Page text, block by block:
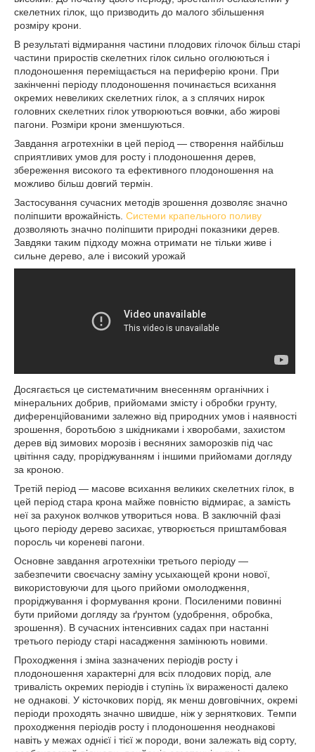
скелетних гілок, що призводить до малого збільшення
розміру крони.
В результаті відмирання частини плодових гілочок більш старі
частини приростів скелетних гілок сильно оголюються і
плодоношення переміщається на периферію крони. При
закінченні періоду плодоношення починається всихання
окремих невеликих скелетних гілок, а з сплячих нирок
головних скелетних гілок утворюються вовчки, або жирові
пагони. Розміри крони зменшуються.
Завдання агротехніки в цей період — створення найбільш
сприятливих умов для росту і плодоношення дерев,
збереження високого та ефективного плодоношення на
можливо більш довгий термін.
Застосування сучасних методів зрошення дозволяє значно
поліпшити врожайність. Системи крапельного поливу
дозволяють значно поліпшити природні показники дерев.
Завдяки таким підходу можна отримати не тільки живе і
сильне дерево, але і високий урожай
Досягається це систематичним внесенням органічних і
мінеральних добрив, прийомами змісту і обробки грунту,
диференційованими залежно від природних умов і наявності
зрошення, боротьбою з шкідниками і хворобами, захистом
дерев від зимових морозів і весняних заморозків під час
цвітіння саду, проріджуванням і іншими прийомами догляду
за кроною.
Третій період — масове всихання великих скелетних гілок, в
цей період стара крона майже повністю відмирає, а замість
неї за рахунок волчков утвориться нова. В заключній фазі
цього періоду дерево засихає, утворюється приштамбовая
поросль чи кореневі пагони.
Основне завдання агротехніки третього періоду —
забезпечити своєчасну заміну усыхающей крони нової,
використовуючи для цього прийоми омолодження,
проріджування і формування крони. Посиленими повинні
бути прийоми догляду за ґрунтом (удобрення, обробка,
зрошення). В сучасних інтенсивних садах при настанні
третього періоду старі насадження замінюють новими.
Проходження і зміна зазначених періодів росту і
плодоношення характерні для всіх плодових порід, але
тривалість окремих періодів і ступінь їх вираженості далеко
не однакові. У кісточкових порід, як менш довговічних, окремі
періоди проходять значно швидше, ніж у зерняткових. Темпи
проходження періодів росту і плодоношення неоднакові
навіть у межах однієї і тієї ж породи, вони залежать від сорту,